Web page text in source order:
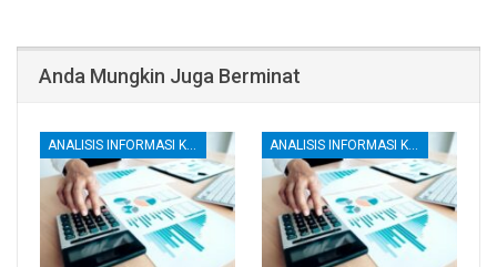
Anda Mungkin Juga Berminat
ANALISIS INFORMASI KEUANGAN ANALISIS INFORMASI KEUANGAN